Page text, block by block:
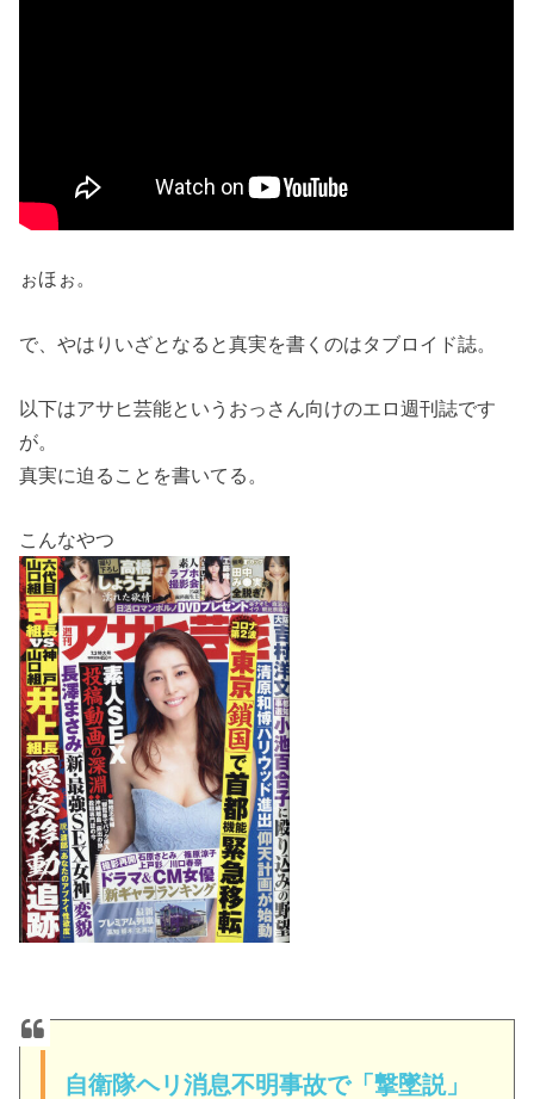
ぉほぉ。
で、やはりいざとなると真実を書くのはタブロイド誌。
以下はアサヒ芸能というおっさん向けのエロ週刊誌です
が。
真実に迫ることを書いてる。
こんなやつ
自衛隊ヘリ消息不明事故で「撃墜説」